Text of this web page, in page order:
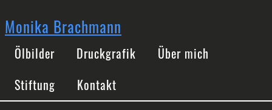
zum
Inhalt
Monika Brachmann
Hauptnavigation
Ölbilder Druckgrafik
Über mich
Stiftung
Kontakt